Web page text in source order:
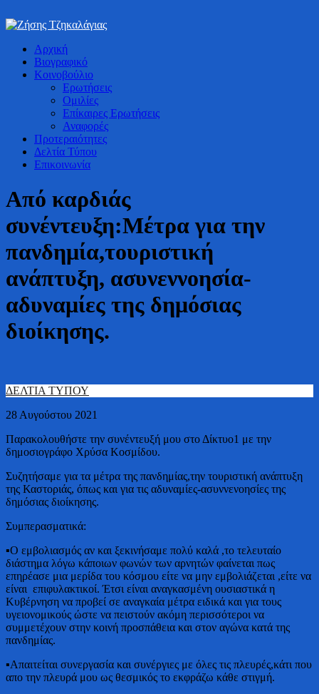
Ζήσης Τζηκαλάγιας
Bουλευτής Ν. Καστοριάς
Αρχική
Βιογραφικό
Κοινοβούλιο
Ερωτήσεις
Ομιλίες
Επίκαιρες Ερωτήσεις
Αναφορές
Προτεραιότητες
Δελτία Τύπου
Επικοινωνία
Από καρδιάς
συνέντευξη:Μέτρα για την
πανδημία,τουριστική
ανάπτυξη, ασυνεννοησία-
αδυναμίες της δημόσιας
διοίκησης.
ΔΕΛΤΙΑ ΤΥΠΟΥ
28 Αυγούστου 2021
Παρακολουθήστε την συνέντευξή μου στο Δίκτυο1 με την
δημοσιογράφο Χρύσα Κοσμίδου.
Συζητήσαμε για τα μέτρα της πανδημίας,την τουριστική ανάπτυξη
της Καστοριάς, όπως και για τις αδυναμίες-ασυννενοησίες της
δημόσιας διοίκησης.
Συμπερασματικά:
▪Ο εμβολιασμός αν και ξεκινήσαμε πολύ καλά ,το τελευταίο
διάστημα λόγω κάποιων φωνών των αρνητών φαίνεται πως
επηρέασε μια μερίδα του κόσμου είτε να μην εμβολιάζεται ,είτε να
είναι επιφυλακτικοί. Έτσι είναι αναγκασμένη ουσιαστικά η
Κυβέρνηση να προβεί σε αναγκαία μέτρα ειδικά και για τους
υγειονομικούς ώστε να πειστούν ακόμη περισσότεροι να
συμμετέχουν στην κοινή προσπάθεια και στον αγώνα κατά της
πανδημίας.
▪Απαιτείται συνεργασία και συνέργιες με όλες τις πλευρές,κάτι που
απο την πλευρά μου ως θεσμικός το εκφράζω κάθε στιγμή.